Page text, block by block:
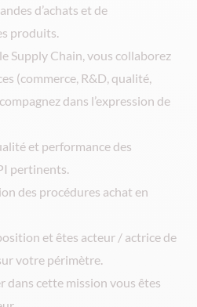
d’achats et de
produits.
Supply Chain, vous collaborez
(commerce, R&D, qualité,
dans l’expression de
et performance des
pertinents.
des procédures achat en
et êtes acteur / actrice de
votre périmètre.
dans cette mission vous êtes